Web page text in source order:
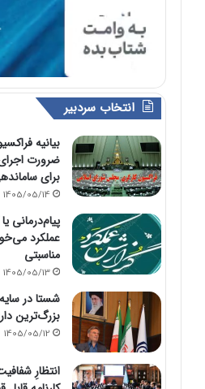
انتخاب سردبیر
بیانیه
ضرورت
برای
1405/05/14
پیام‌درمانی
عملکرد
مناسبتی
1405/05/13
شستا در
بزرگ‌ترین
1405/05/12
انتظارِ